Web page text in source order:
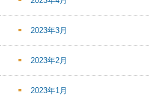
2023年3月
2023年2月
2023年1月